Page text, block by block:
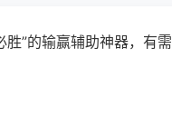
”的输赢辅助神器，有需